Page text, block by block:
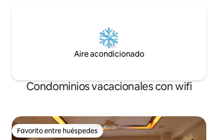
Aire acondicionado
Condominios vacacionales con wifi
Favorito entre huéspedes
Favorito entre huéspedes